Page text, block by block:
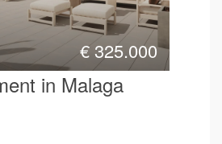
€325.000
in Malaga